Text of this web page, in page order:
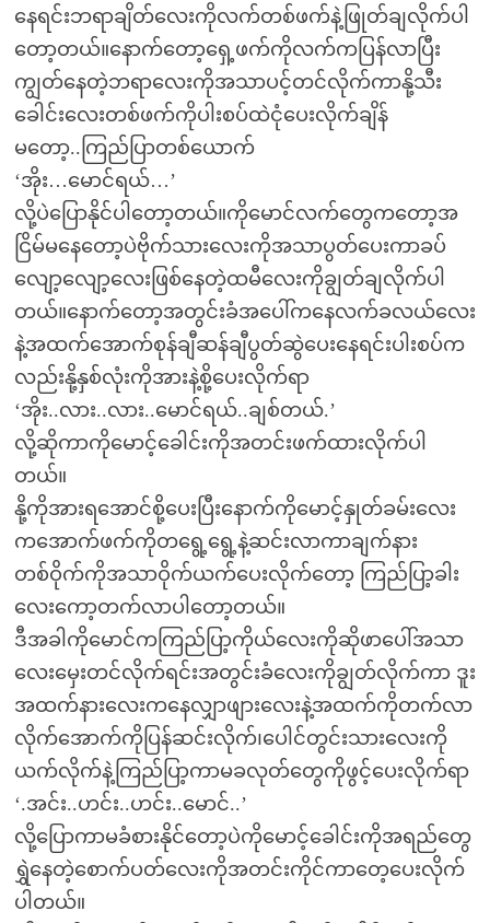
နေရင်းဘရာချိတ်လေးကိုလက်တစ်ဖက်နဲ့ဖြုတ်ချလိုက်ပါ
တော့တယ်။နောက်တော့ရှေ့ဖက်ကိုလက်ကပြန်လာပြီး
ကျွတ်နေတဲ့ဘရာလေးကိုအသာပင့်တင်လိုက်ကာနို့သီး
ခေါင်းလေးတစ်ဖက်ကိုပါးစပ်ထဲငုံပေးလိုက်ချိန်
မတော့..ကြည်ပြာတစ်ယောက်
‘အိုး…မောင်ရယ်…’
လို့ပဲပြောနိုင်ပါတော့တယ်။ကိုမောင်လက်တွေကတော့အ
ငြိမ်မနေတော့ပဲဗိုက်သားလေးကိုအသာပွတ်ပေးကာခပ်
လျော့လျော့လေးဖြစ်နေတဲ့ထမီလေးကိုချွတ်ချလိုက်ပါ
တယ်။နောက်တော့အတွင်းခံအပေါ်ကနေလက်ခလယ်လေး
နဲ့အထက်အောက်စုန်ချီဆန်ချီပွတ်ဆွဲပေးနေရင်းပါးစပ်က
လည်းနို့နှစ်လုံးကိုအားနဲ့စို့ပေးလိုက်ရာ
‘အိုး..လား..လား..မောင်ရယ်..ချစ်တယ်.’
လို့ဆိုကာကိုမောင့်ခေါင်းကိုအတင်းဖက်ထားလိုက်ပါ
တယ်။
နို့ကိုအားရအောင်စို့ပေးပြီးနောက်ကိုမောင့်နှုတ်ခမ်းလေး
ကအောက်ဖက်ကိုတရွေ့ရွေ့နဲ့ဆင်းလာကာချက်နား
တစ်ဝိုက်ကိုအသာဝိုက်ယက်ပေးလိုက်တော့ ကြည်ပြာ့ခါး
လေးကော့တက်လာပါတော့တယ်။
ဒီအခါကိုမောင်ကကြည်ပြာ့ကိုယ်လေးကိုဆိုဖာပေါ်အသာ
လေးမှေးတင်လိုက်ရင်းအတွင်းခံလေးကိုချွတ်လိုက်ကာ ဒူး
အထက်နားလေးကနေလျှာဖျားလေးနဲ့အထက်ကိုတက်လာ
လိုက်အောက်ကိုပြန်ဆင်းလိုက်၊ပေါင်တွင်းသားလေးကို
ယက်လိုက်နဲ့ကြည်ပြာ့ကာမခလုတ်တွေကိုဖွင့်ပေးလိုက်ရာ
‘.အင်း..ဟင်း..ဟင်း..မောင်..’
လို့ပြောကာမခံစားနိုင်တော့ပဲကိုမောင့်ခေါင်းကိုအရည်တွေ
ရွှဲနေတဲ့စောက်ပတ်လေးကိုအတင်းကိုင်ကာတေ့ပေးလိုက်
ပါတယ်။